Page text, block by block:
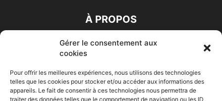
Gérer le consentement aux
cookies
Pour offrir les meilleures expériences, nous utilisons des technologies
telles que les cookies pour stocker et/ou accéder aux informations des
appareils. Le fait de consentir à ces technologies nous permettra de
traiter des données telles que le comportement de navigation ou les ID
À PROPOS
SUIVEZ NOUS